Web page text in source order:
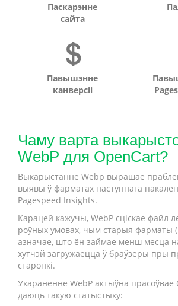
Паскарэнне
сайта
Павышэнне
канверсіі
Чаму варта
WebP для OpenCart?
Выкарыстанне Webp вырашае
выявы ў фарматах наступнага
Pagespeed Insights.
Карацей кажучы, WebP сціскае файл
роўных умовах, чым старыя фарматы
азначае, што ён займае менш месца
хутчэй загружаецца ў браўзеры пры
старонкі.
Укараненне WebP актыўна прасоўвае
даюць такую статыстыку: